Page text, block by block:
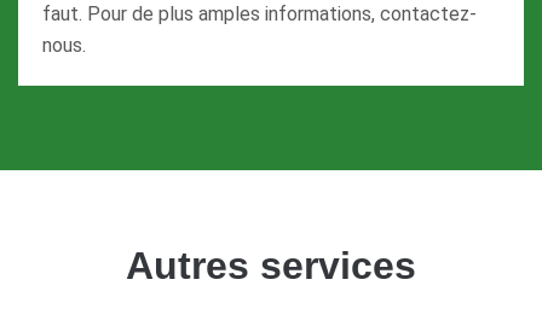
faut. Pour de plus amples informations, contactez-
nous.
Autres services